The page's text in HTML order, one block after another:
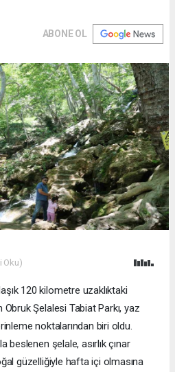
ABONE OL
Oku)
120 kilometre uzaklıktaki
Şelalesi Tabiat Parkı, yaz
noktalarından biri oldu.
beslenen şelale, asırlık çınar
güzelliğiyle hafta içi olmasına